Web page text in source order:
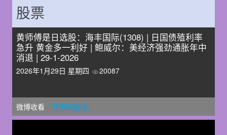
股票
黄师傅是日选股：海丰国际(1308) | 日国债殖利率
急升 黄金多一利好 | 鲍威尔：美经济强劲通胀年中
消退 | 29-1-2026
2026年1月29日 星期四 20087
微博收看 「开市起跑线」